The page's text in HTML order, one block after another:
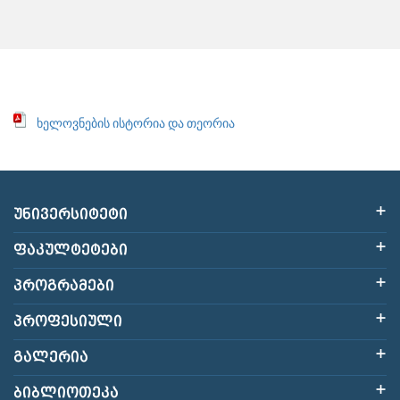
ხელოვნების ისტორია და თეორია
ᲣᲜᲘᲕᲔᲠᲡᲘᲢᲔᲢᲘ
ᲤᲐᲙᲣᲚᲢᲔᲢᲔᲑᲘ
ᲞᲠᲝᲒᲠᲐᲛᲔᲑᲘ
ᲞᲠᲝᲤᲔᲡᲘᲣᲚᲘ
ᲒᲐᲚᲔᲠᲘᲐ
ᲑᲘᲑᲚᲘᲝᲗᲔᲙᲐ